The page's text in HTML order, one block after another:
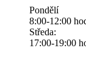
Pondělí
8:00-12:00
Středa:
17:00-19:00